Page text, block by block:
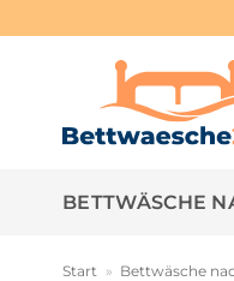
BETTWÄSCHE
Start » Bettwäsche